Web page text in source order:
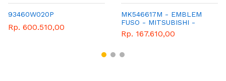
93460W020P
Rp. 600.510,00
MK546617M - EMBLEM
FUSO - MITSUBISHI -
COLT DIESEL
Rp. 167.610,00